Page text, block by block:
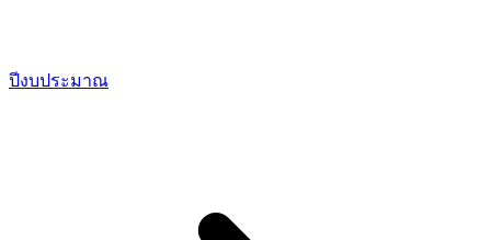
ปีงบประมาณ